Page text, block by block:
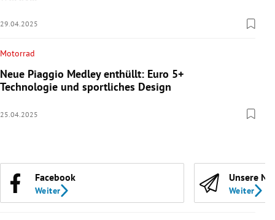
29.04.2025
Motorrad
Neue Piaggio Medley enthüllt: Euro 5+
Technologie und sportliches Design
25.04.2025
Facebook
Weiter
Unsere
Weiter